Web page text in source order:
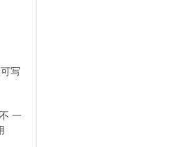
写
一